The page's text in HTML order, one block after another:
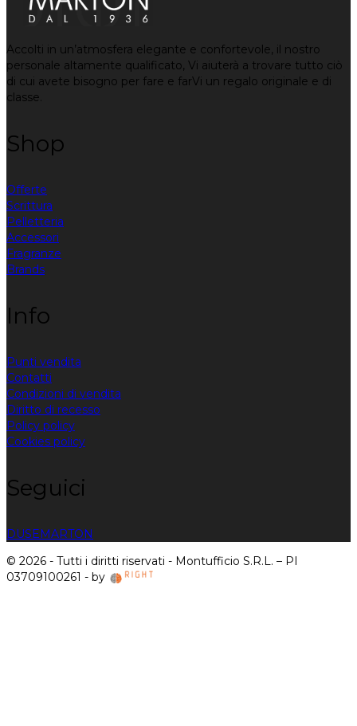
Accolti in un’atmosfera elegante e confortevole, il nostro
personale altamente qualificato, Vi aiuterà a trovare tutto ciò
di cui avete bisogno per fare e farVi un regalo originale e di
classe.
Shop
Offerte
Scrittura
Pelletteria
Accessori
Fragranze
Brands
Info
Punti vendita
Contatti
Condizioni di vendita
Diritto di recesso
Policy policy
Cookies policy
Seguici
DUSEMARTON
© 2026 - Tutti i diritti riservati - Montufficio S.R.L. – PI
03709100261 - by